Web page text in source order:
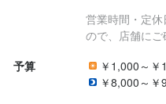
営業時間・定
ので、店舗にご
予算
￥1,000～￥
￥8,000～￥